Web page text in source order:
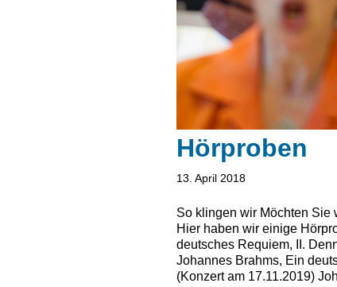
Hörproben
13. April 2018
So klingen wir Möchten Sie
Hier haben wir einige
deutsches Requiem, II.
Johannes Brahms, Ein
(Konzert am 17.11.2019)